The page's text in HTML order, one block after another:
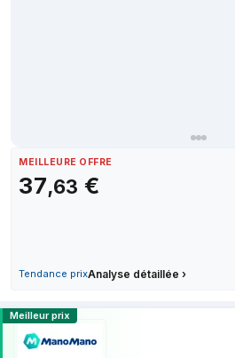
MEILLEURE OFFRE
37,63 €
Tendance prixAnalyse détaillée ›
21 juillet 2026
23 juillet 2026
7 août 2026
Comparer les prix de
Meilleur prix